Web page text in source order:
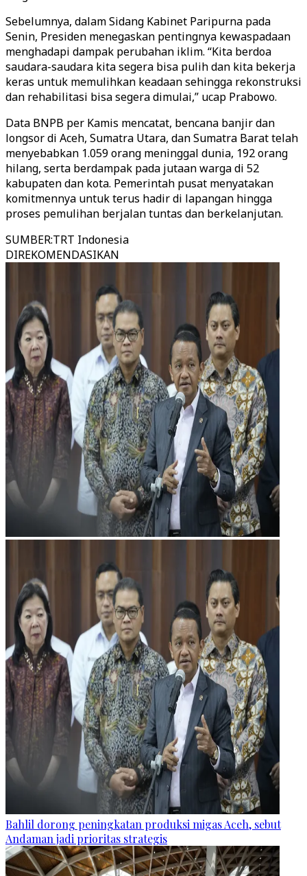
Sebelumnya, dalam Sidang Kabinet Paripurna pada
Senin, Presiden menegaskan pentingnya kewaspadaan
menghadapi dampak perubahan iklim. “Kita berdoa
saudara-saudara kita segera bisa pulih dan kita bekerja
keras untuk memulihkan keadaan sehingga rekonstruksi
dan rehabilitasi bisa segera dimulai,” ucap Prabowo.
Data BNPB per Kamis mencatat, bencana banjir dan
longsor di Aceh, Sumatra Utara, dan Sumatra Barat telah
menyebabkan 1.059 orang meninggal dunia, 192 orang
hilang, serta berdampak pada jutaan warga di 52
kabupaten dan kota. Pemerintah pusat menyatakan
komitmennya untuk terus hadir di lapangan hingga
proses pemulihan berjalan tuntas dan berkelanjutan.
SUMBER:TRT Indonesia
DIREKOMENDASIKAN
Bahlil dorong peningkatan produksi migas Aceh, sebut
Andaman jadi prioritas strategis